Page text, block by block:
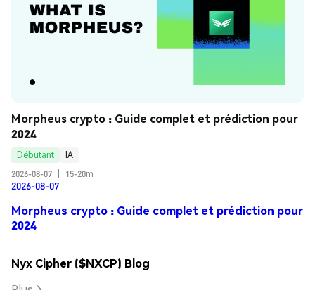
Morpheus crypto : Guide complet et prédiction pour
2024
Débutant
IA
2026-08-07
15-20m
2026-08-07
Morpheus crypto : Guide complet et prédiction pour
2024
Nyx Cipher ($NXCP) Blog